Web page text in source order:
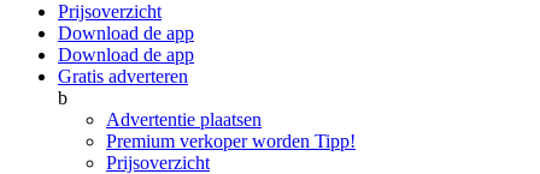
Prijsoverzicht
Download de app
Download de app
Gratis adverteren
b
Advertentie plaatsen
Premium verkoper worden Tipp!
Prijsoverzicht